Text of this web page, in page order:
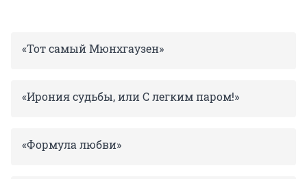
«Тот самый Мюнхгаузен»
«Ирония судьбы, или С легким паром!»
«Формула любви»